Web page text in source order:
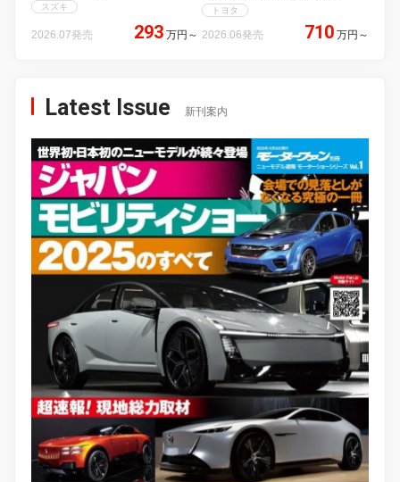
スズキ
2026.07発売 293 万円 ～
トヨタ
2026.06発売 710 万円 ～
Latest Issue 新刊案内